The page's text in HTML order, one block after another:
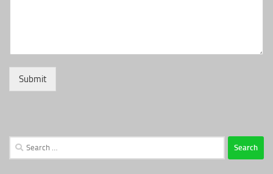
Submit
Search
for: